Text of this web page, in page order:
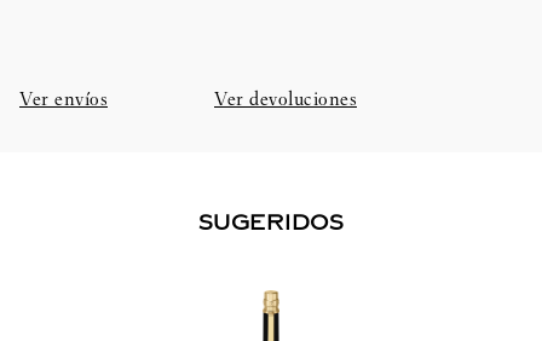
Ver envíos Ver devoluciones
SUGERIDOS